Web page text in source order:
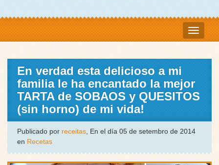
En verdad esta delicioso a mi
familia le ha encantado la mejor
TARTA de SOBAOS y QUESITOS
(sin horno) de mi vida!
Publicado por receitas, En el día 05 de setembro de 2014
en Recetas